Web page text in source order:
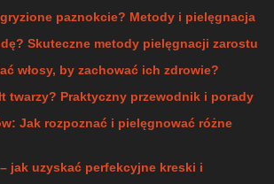
paznokcie? Metody i pielęgnacja
Skuteczne metody pielęgnacji zarostu
włosy, by zachować ich zdrowie?
twarzy? Praktyczny przewodnik i porady
Jak rozpoznać i pielęgnować różne
jak uzyskać perfekcyjne kreski i